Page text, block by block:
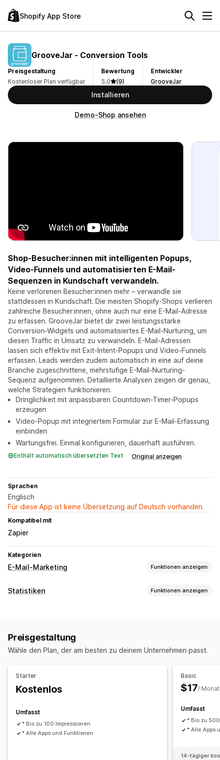
Shopify App Store
GrooveJar ‑ Conversion Tools
Preisgestaltung
Kostenloser Plan verfügbar
Bewertung
5,0
(9)
Entwickler
GrooveJar
Installieren
Demo-Shop ansehen
Shop-Besucher:innen mit intelligenten Popups,
Video-Funnels und automatisierten E-Mail-
Sequenzen in Kundschaft verwandeln.
Keine verlorenen Besucher:innen mehr – verwandle sie
stattdessen in Kundschaft. Die meisten Shopify-Shops verlieren
zahlreiche Besucher:innen, ohne auch nur eine E-Mail-Adresse
zu erfassen. GrooveJar bietet dir zwei leistungsstarke
Conversion-Widgets und automatisiertes E-Mail-Nurturing, um
diesen Traffic in Umsatz zu verwandeln. E-Mail-Adressen
lassen sich effektiv mit Exit-Intent-Popups und Video-Funnels
erfassen. Leads werden zudem automatisch in eine auf deine
Branche zugeschnittene, mehrstufige E-Mail-Nurturing-
Sequenz aufgenommen. Detaillierte Analysen zeigen dir genau,
welche Strategien funktionieren.
Dringlichkeit mit anpassbaren Countdown-Timer-Popups
erzeugen
Video-Popup mit integriertem Formular zur E-Mail-Erfassung
einbinden
Wartungsfrei. Einmal konfigurieren, dauerhaft ausführen.
Enthält automatisch übersetzten Text Original anzeigen
Sprachen
Englisch
Für diese App ist keine Übersetzung auf Deutsch vorhanden.
Kompatibel mit
Zapier
Kategorien
E-Mail-Marketing Funktionen anzeigen
Kampagnentypen
Kampagnen verwalten
Statistiken Funktionen anzeigen
Marketing und Vertrieb
Bildmaterial und Berichte
Analyse-Dashboard
Preisgestaltung
Wähle den Plan, der am besten zu deinem Unternehmen passt.
Starter
Kostenlos
Umfasst
* Bis zu 100 Impressionen
* Alle Apps und Funktionen
Basic
$17/ Monat
Umfasst
* Bis zu
* Alle Apps
14-tägiger